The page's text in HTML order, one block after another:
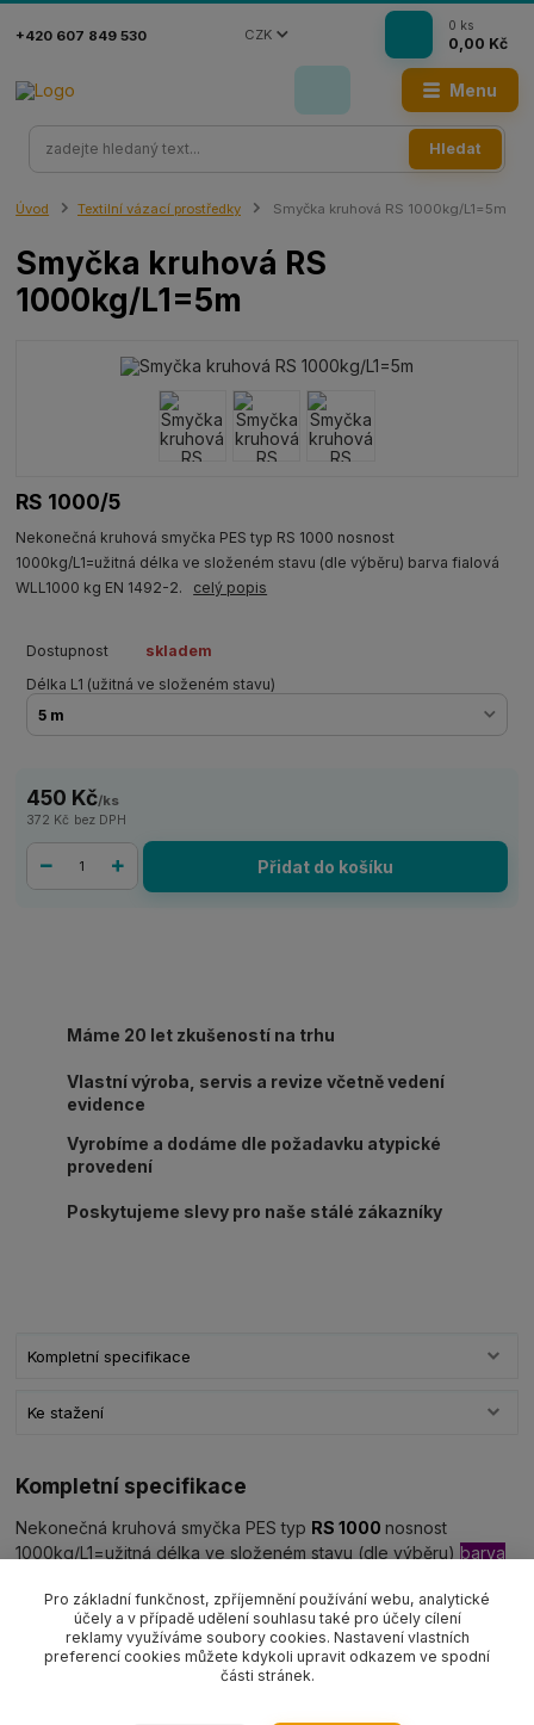
Menu
CZK
Hledat
+420 607 849 530
0 ks
0,00 Kč
Úvod Textilní vázací prostředky Smyčka kruhová RS 1000kg/L1=5m
Smyčka kruhová RS
1000kg/L1=5m
RS 1000/5
Nekonečná kruhová smyčka PES typ RS 1000 nosnost
1000kg/L1=užitná délka ve složeném stavu (dle výběru) barva fialová
WLL1000 kg EN 1492-2. celý popis
Dostupnost
skladem
Délka L1 (užitná ve složeném stavu)
450 Kč/ks
372 Kč bez DPH
Přidat do košíku
Máme 20 let zkušeností na trhu
Vlastní výroba, servis a revize včetně vedení
evidence
Vyrobíme a dodáme dle požadavku atypické
provedení
Poskytujeme slevy pro naše stálé zákazníky
Kompletní specifikace
Ke stažení
Kompletní specifikace
Nekonečná kruhová smyčka PES typ RS 1000 nosnost
1000kg/L1=užitná délka ve složeném stavu (dle výběru)barva
Pro základní funkčnost, zpříjemnění používání webu, analytické
účely a v případě udělení souhlasu také pro účely cílení
reklamy využíváme soubory cookies. Nastavení vlastních
preferencí cookies můžete kdykoli upravit odkazem ve spodní
části stránek.